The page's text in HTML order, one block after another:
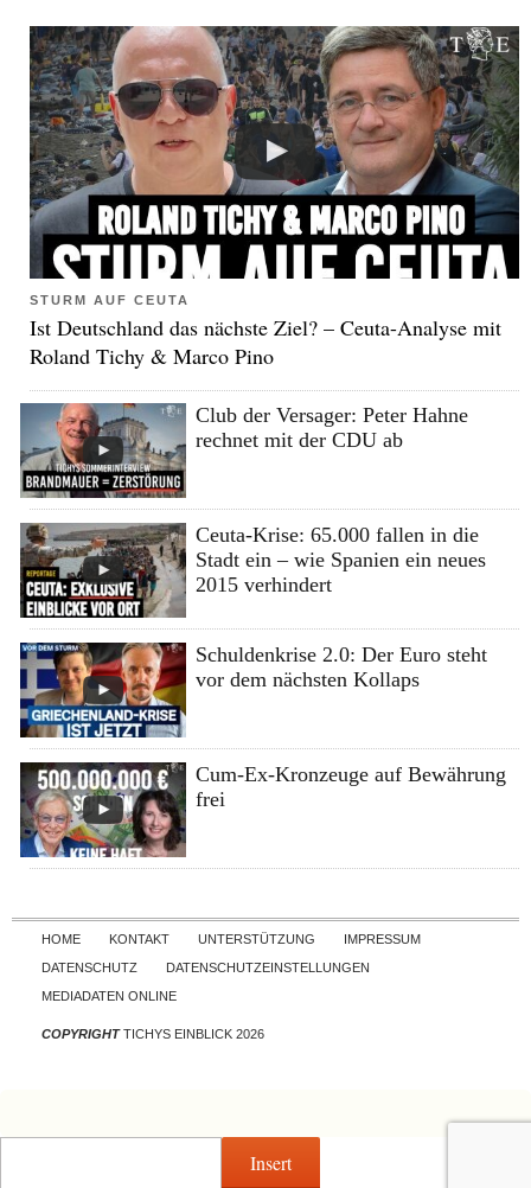
STURM AUF CEUTA
Ist Deutschland das nächste Ziel? – Ceuta-Analyse mit
Roland Tichy & Marco Pino
Club der Versager: Peter Hahne
rechnet mit der CDU ab
Ceuta-Krise: 65.000 fallen in die
Stadt ein – wie Spanien ein neues
2015 verhindert
Schuldenkrise 2.0: Der Euro steht
vor dem nächsten Kollaps
Cum-Ex-Kronzeuge auf Bewährung
frei
Skip to content
HOME KONTAKT UNTERSTÜTZUNG
IMPRESSUM
DATENSCHUTZ
DATENSCHUTZEINSTELLUNGEN
MEDIADATEN ONLINE
COPYRIGHTTICHYS EINBLICK 2026
Insert